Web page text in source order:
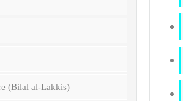
(Bilal al-Lakkis)